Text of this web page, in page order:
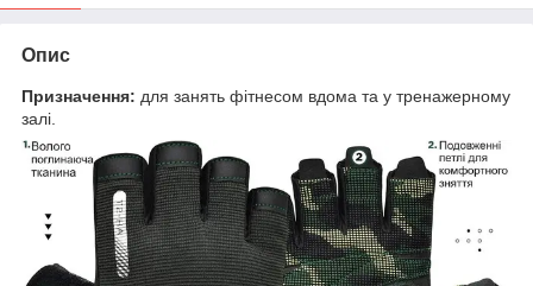
Опис
Призначення: для занять фітнесом вдома та у тренажерному
залі.